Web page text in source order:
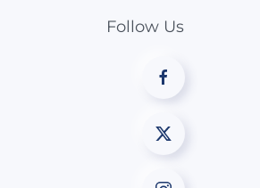
Follow Us